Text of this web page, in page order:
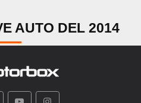
AUTO DEL 2014